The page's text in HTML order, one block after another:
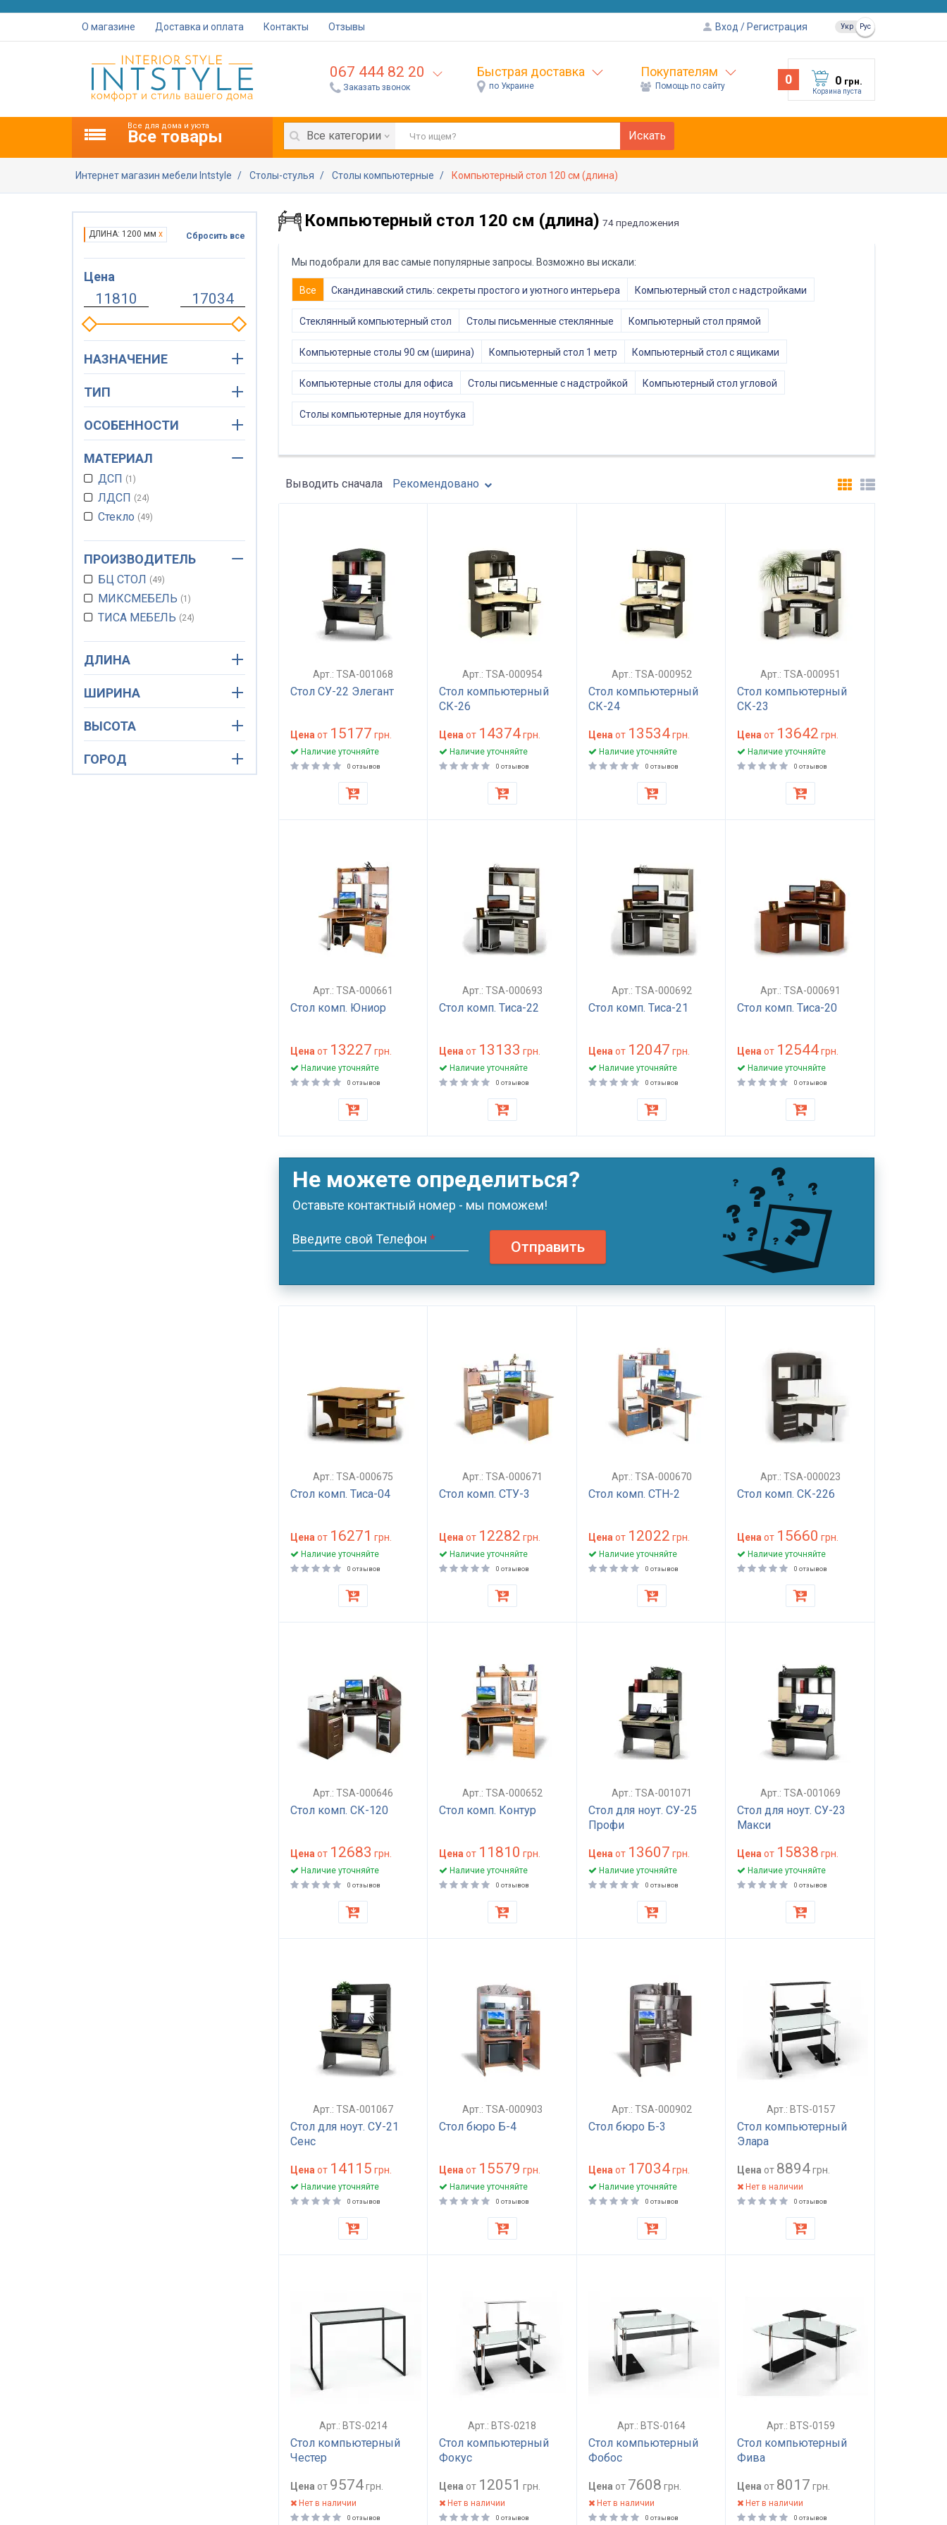
О магазине Доставка и оплата Контакты Отзывы Вход Регистрация Укр Рус
067 444 82 20
Заказать звонок
Быстрая доставка
по Украине
Покупателям
Помощь по сайту 0 0 грн.
Корзина пуста
Все для дома и уюта
Все товары Все категории Искать
Интернет магазин мебели Intstyle Столы-стулья Столы компьютерные Компьютерный стол 120 см (длина)
Компьютерный стол 120 см (длина) 74 предложения
Мы подобрали для вас самые популярные запросы. Возможно вы искали:
Все Скандинавский стиль: секреты простого и уютного интерьера Компьютерный стол с надстройками
Стеклянный компьютерный стол Столы письменные стеклянные Компьютерный стол прямой
Компьютерные столы 90 см (ширина) Компьютерный стол 1 метр Компьютерный стол с ящиками
Компьютерные столы для офиса Столы письменные с надстройкой Компьютерный стол угловой
Столы компьютерные для ноутбука
Выводить сначала Рекомендовано
Арт.: TSA-001068
Стол СУ-22 Элегант
Цена от 15177 грн.
Наличие уточняйте
0 отзывов
Арт.: TSA-000954
Стол компьютерный
СК-26
Цена от 14374грн.
Наличие уточняйте
0 отзывов
Арт.: TSA-000952
Стол компьютерный
СК-24
Цена от 13534грн.
Наличие уточняйте
0 отзывов
Арт.: TSA-000951
Стол компьютерный
СК-23
Цена от 13642 грн.
Наличие уточняйте
0 отзывов
Арт.: TSA-000661
Стол комп. Юниор
Цена от 13227 грн.
Наличие уточняйте
0 отзывов
Арт.: TSA-000693
Стол комп. Тиса-22
Цена от 13133 грн.
Наличие уточняйте
0 отзывов
Арт.: TSA-000692
Стол комп. Тиса-21
Цена от 12047 грн.
Наличие уточняйте
0 отзывов
Арт.: TSA-000691
Стол комп. Тиса-20
Цена от 12544грн.
Наличие уточняйте
0 отзывов
Не можете определиться?
Оставьте контактный номер - мы поможем!
Введите свой Телефон * Отправить
Арт.: TSA-000675
Стол комп. Тиса-04
Цена от 16271 грн.
Наличие уточняйте
0 отзывов
Арт.: TSA-000671
Стол комп. СТУ-3
Цена от 12282 грн.
Наличие уточняйте
0 отзывов
Арт.: TSA-000670
Стол комп. СТН-2
Цена от 12022 грн.
Наличие уточняйте
0 отзывов
Арт.: TSA-000023
Стол комп. СК-226
Цена от 15660 грн.
Наличие уточняйте
0 отзывов
Арт.: TSA-000646
Стол комп. СК-120
Цена от 12683 грн.
Наличие уточняйте
0 отзывов
Арт.: TSA-000652
Стол комп. Контур
Цена от 11810 грн.
Наличие уточняйте
0 отзывов
Арт.: TSA-001071
Стол для ноут. СУ-25
Профи
Цена от 13607 грн.
Наличие уточняйте
0 отзывов
Арт.: TSA-001069
Стол для ноут. СУ-23
Макси
Цена от 15838 грн.
Наличие уточняйте
0 отзывов
Арт.: TSA-001067
Стол для ноут. СУ-21
Сенс
Цена от 14115 грн.
Наличие уточняйте
0 отзывов
Арт.: TSA-000903
Стол бюро Б-4
Цена от 15579 грн.
Наличие уточняйте
0 отзывов
Арт.: TSA-000902
Стол бюро Б-3
Цена от 17034грн.
Наличие уточняйте
0 отзывов
Арт.: BTS-0157
Стол компьютерный
Элара
Цена от 8894грн.
Нет в наличии
0 отзывов
Арт.: BTS-0214
Стол компьютерный
Честер
Цена от 9574грн.
Нет в наличии
0 отзывов
Арт.: BTS-0218
Стол компьютерный
Фокус
Цена от 12051 грн.
Нет в наличии
0 отзывов
Арт.: BTS-0164
Стол компьютерный
Фобос
Цена от 7608 грн.
Нет в наличии
0 отзывов
Арт.: BTS-0159
Стол компьютерный
Фива
Цена от 8017 грн.
Нет в наличии
0 отзывов
Сбросить все
ДЛИНА: 1200 мм x
Цена
НАЗНАЧЕНИЕ
ТИП
ОСОБЕННОСТИ
МАТЕРИАЛ
ДСП 1
ЛДСП 24
Стекло 49
ПРОИЗВОДИТЕЛЬ
БЦ СТОЛ 49
МИКСМЕБЕЛЬ 1
ТИСА МЕБЕЛЬ 24
ДЛИНА
ШИРИНА
ВЫСОТА
ГОРОД